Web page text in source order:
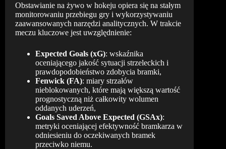
Obstawianie na żywo w hokeju opiera się na stałym
monitorowaniu przebiegu gry i wykorzystywaniu
zaawansowanych narzędzi analitycznych. W trakcie
meczu kluczowe jest uwzględnienie:
Expected Goals (xG): wskaźnika
oceniającego jakość sytuacji strzeleckich i
prawdopodobieństwo zdobycia bramki,
Fenwick (FA): miary strzałów
nieblokowanych, które mają większą wartość
prognostyczną niż całkowity wolumen
oddanych uderzeń,
Goals Saved Above Expected (GSAx):
metryki oceniającej efektywność bramkarza w
odniesieniu do oczekiwanych bramek
przeciwko niemu.